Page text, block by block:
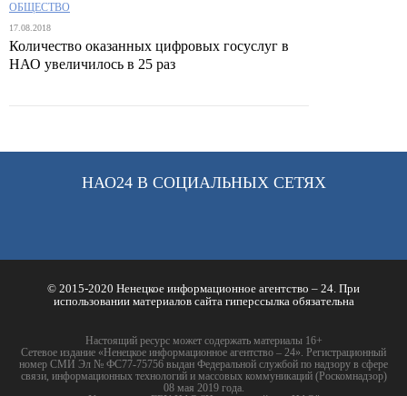
ОБЩЕСТВО
17.08.2018
Количество оказанных цифровых госуслуг в
НАО увеличилось в 25 раз
НАО24 В СОЦИАЛЬНЫХ СЕТЯХ
© 2015-2020 Ненецкое информационное агентство – 24. При
использовании материалов сайта гиперссылка обязательна
Настоящий ресурс может содержать материалы 16+
Сетевое издание «Ненецкое информационное агентство – 24». Регистрационный
номер СМИ Эл № ФС77-75756 выдан Федеральной службой по надзору в сфере
связи, информационных технологий и массовых коммуникаций (Роскомнадзор)
08 мая 2019 года.